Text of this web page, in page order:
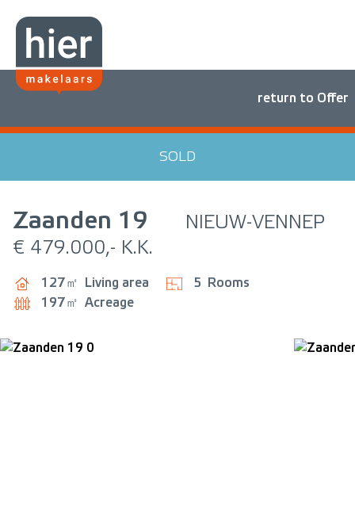
return to Offer
SOLD
Zaanden 19
NIEUW-VENNEP
€ 479.000,- K.K.
127㎡ Living area 5
Rooms
197㎡ Acreage